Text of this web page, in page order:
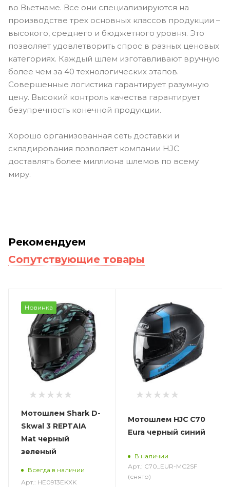
во Вьетнаме. Все они специализируются на
производстве трех основных классов продукции –
высокого, среднего и бюджетного уровня. Это
позволяет удовлетворить спрос в разных ценовых
категориях. Каждый шлем изготавливают вручную
более чем за 40 технологических этапов.
Совершенные логистика гарантирует разумную
цену. Высокий контроль качества гарантирует
безупречность конечной продукции.
Хорошо организованная сеть доставки и
складирования позволяет компании HJC
доставлять более миллиона шлемов по всему
миру.
Рекомендуем
Сопутствующие товары
Новинка
Мотошлем Shark D-
Skwal 3 REPTAIA
Mat черный
зеленый
Всегда в наличии
Арт.: HE0913EKXK
Мотошлем HJC C70
Eura черный синий
В наличии
Арт.: C70_EUR-MC2SF
(снято)